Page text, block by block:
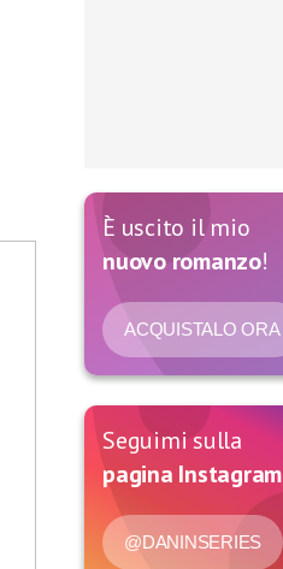
È uscito il mio
nuovo romanzo!
ACQUISTALO ORA
Seguimi sulla
pagina Instagram
@DANINSERIES